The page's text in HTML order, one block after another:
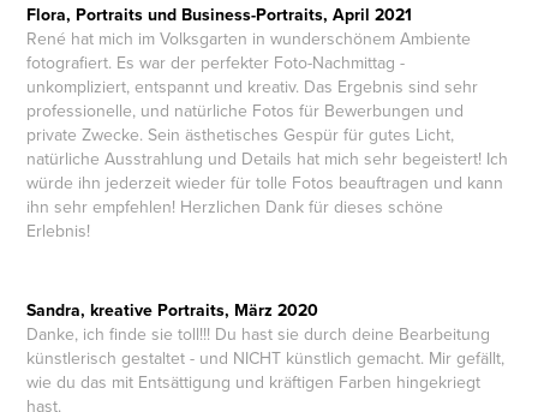
Flora, Portraits und Business-Portraits, April 2021
René hat mich im Volksgarten in wunderschönem Ambiente
fotografiert. Es war der perfekter Foto-Nachmittag -
unkompliziert, entspannt und kreativ. Das Ergebnis sind sehr
professionelle, und natürliche Fotos für Bewerbungen und
private Zwecke. Sein ästhetisches Gespür für gutes Licht,
natürliche Ausstrahlung und Details hat mich sehr begeistert! Ich
würde ihn jederzeit wieder für tolle Fotos beauftragen und kann
ihn sehr empfehlen! Herzlichen Dank für dieses schöne
Erlebnis!
Sandra, kreative Portraits, März 2020
Danke, ich finde sie toll!!! Du hast sie durch deine Bearbeitung
künstlerisch gestaltet - und NICHT künstlich gemacht. Mir gefällt,
wie du das mit Entsättigung und kräftigen Farben hingekriegt
hast.